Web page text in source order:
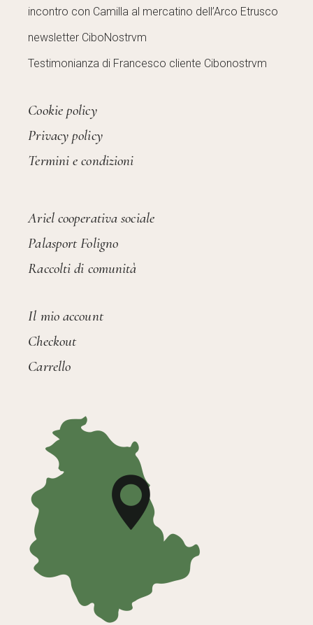
incontro con Camilla al mercatino dell’Arco Etrusco
newsletter CiboNostrvm
Testimonianza di Francesco cliente Cibonostrvm
Cookie policy
Privacy policy
Termini e condizioni
Ariel cooperativa sociale
Palasport Foligno
Raccolti di comunità
Il mio account
Checkout
Carrello